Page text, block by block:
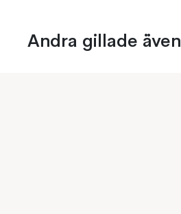
Andra gillade även